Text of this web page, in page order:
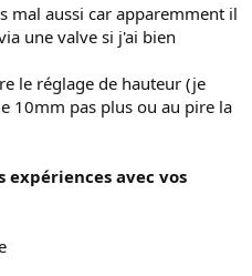
mal aussi car apparemment il
une valve si j'ai bien
le réglage de hauteur (je
10mm pas plus ou au pire la
expériences avec vos